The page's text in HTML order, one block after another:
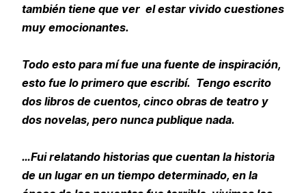
también tiene que ver el estar vivido cuestiones
muy emocionantes.
Todo esto para mí fue una fuente de inspiración,
esto fue lo primero que escribí. Tengo escrito
dos libros de cuentos, cinco obras de teatro y
dos novelas, pero nunca publique nada.
…Fui relatando historias que cuentan la historia
de un lugar en un tiempo determinado, en la